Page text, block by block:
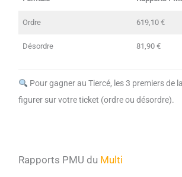
Ordre 619,10 €
Désordre 81,90 €
Pour gagner au Tiercé, les 3 premiers de
figurer sur votre ticket (ordre ou désordre).
Rapports PMU du Multi